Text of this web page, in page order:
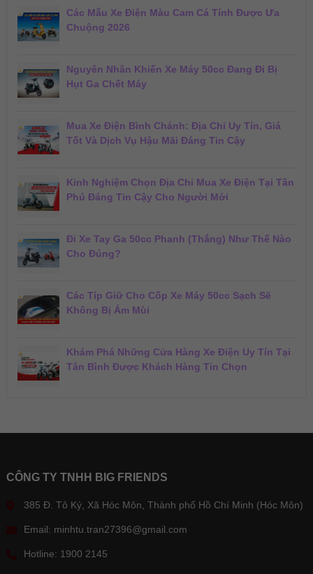
Các Mẫu Xe Điện Màu Cam Cá Tính Được Ưa
Chuộng 2026
Nguyên Nhân Khiến Xe Máy 50cc Đang Đi Bị
Hụt Ga Chết Máy
Mua Xe Điện Bình Chánh: Địa Chỉ Uy Tín, Giá
Tốt Và Dịch Vụ Hậu Mãi Đáng Tin Cậy
Kinh Nghiệm Chọn Địa Chỉ Mua Xe Điện Tại Tân
Phú Đáng Tin Cậy Cho Người Mới
Đi Xe Tay Ga 50cc Phanh (Thắng) Như Thế Nào
Cho Đúng?
Các Típ Giữ Cho Cốp Xe Máy 50cc Sạch Sẽ
Không Bị Ám Mùi
Khám Phá Những Cửa Hàng Xe Điện Uy Tín Tại
Tân Bình Được Khách Hàng Tin Chọn
CÔNG TY TNHH BIG FRIENDS
385 Đ. Tô Ký, Xã Hóc Môn, Thành phố Hồ Chí Minh (Hóc Môn)
Email: minhtu.tran27396@gmail.com
Hotline: 1900 2145